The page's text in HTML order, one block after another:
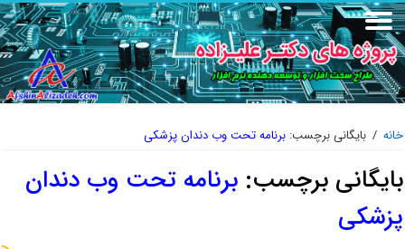
خانه / بایگانی برچسب:برنامه تحت وب دندان پزشکی
بایگانی برچسب:برنامه تحت وب دندان
پزشکی